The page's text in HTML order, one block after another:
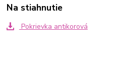
Na stiahnutie
Pokrievka antikorová